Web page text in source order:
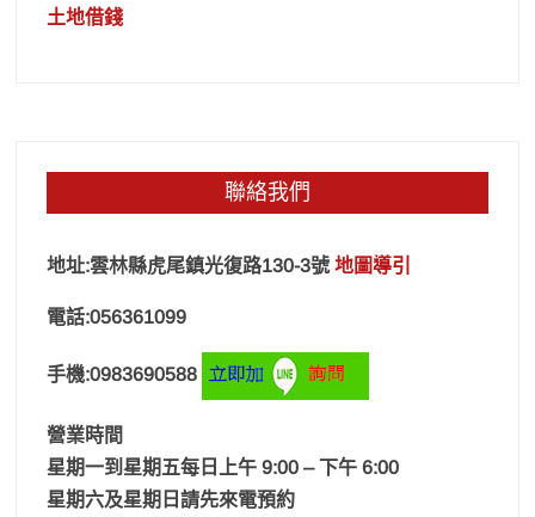
土地借錢
聯絡我們
地址:雲林縣虎尾鎮光復路130-3號地圖導引
電話:056361099
手機:0983690588
營業時間
星期一到星期五每日上午 9:00 – 下午 6:00
星期六及星期日請先來電預約